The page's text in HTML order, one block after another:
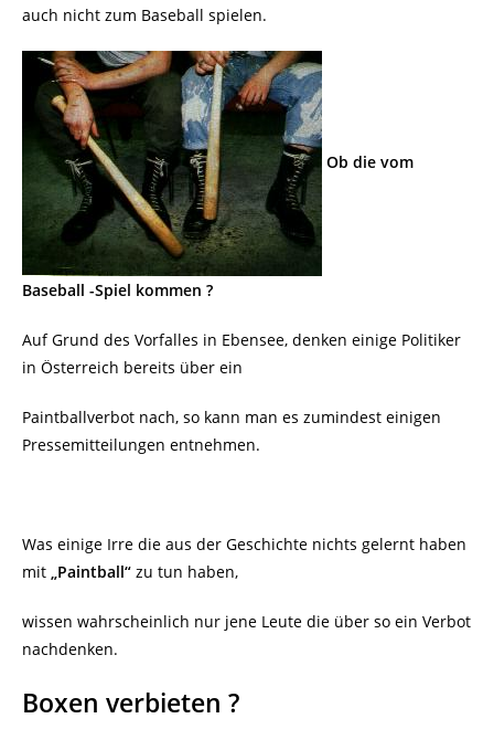
auch nicht zum Baseball spielen.
Ob die vom
Baseball -Spiel kommen ?
Auf Grund des Vorfalles in Ebensee, denken einige Politiker
in Österreich bereits über ein
Paintballverbot nach, so kann man es zumindest einigen
Pressemitteilungen entnehmen.
Was einige Irre die aus der Geschichte nichts gelernt haben
mit „Paintball“ zu tun haben,
wissen wahrscheinlich nur jene Leute die über so ein Verbot
nachdenken.
Boxen verbieten ?